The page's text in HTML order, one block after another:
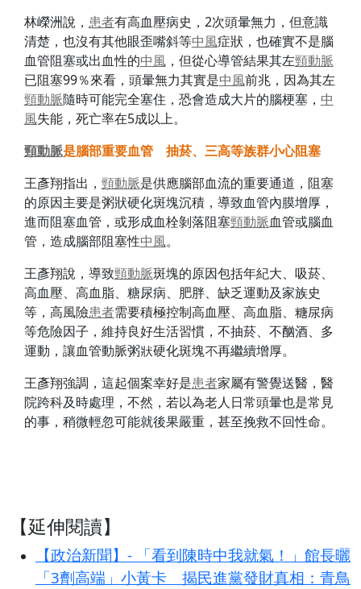
林嶸洲說， 患者有高血壓病史，2次頭暈無力，但意識
清楚，也沒有其他眼歪嘴斜等中風症狀，也確實不是腦
血管阻塞或出血性的中風，但從心導管結果其左頸動脈
已阻塞99％來看，頭暈無力其實是中風前兆，因為其左
頸動脈隨時可能完全塞住，恐會造成大片的腦梗塞， 中
風失能，死亡率在5成以上。
頸動脈是腦部重要血管 抽菸、三高等族群小心阻塞
王彥翔指出， 頸動脈是供應腦部血流的重要通道，阻塞
的原因主要是粥狀硬化斑塊沉積，導致血管內膜增厚，
進而阻塞血管，或形成血栓剝落阻塞頸動脈血管或腦血
管，造成腦部阻塞性中風。
王彥翔說，導致頸動脈斑塊的原因包括年紀大、吸菸、
高血壓、高血脂、糖尿病、肥胖、缺乏運動及家族史
等，高風險患者需要積極控制高血壓、高血脂、糖尿病
等危險因子，維持良好生活習慣，不抽菸、不酗酒、多
運動，讓血管動脈粥狀硬化斑塊不再繼續增厚。
王彥翔強調，這起個案幸好是患者家屬有警覺送醫，醫
院跨科及時處理，不然，若以為老人日常頭暈也是常見
的事，稍微輕忽可能就後果嚴重，甚至挽救不回性命。
【延伸閱讀】
【政治新聞】- 「看到陳時中我就氣！」館長曬
「3劑高端」小黃卡 揭民進黨發財真相：青鳥